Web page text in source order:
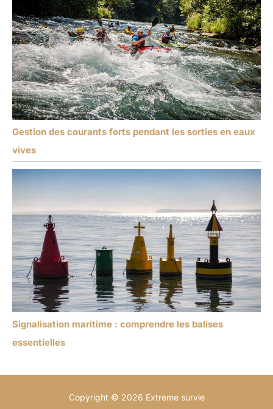
Gestion des courants forts pendant les sorties en eaux
vives
Signalisation maritime : comprendre les balises
essentielles
Copyright © 2026 Extreme survie